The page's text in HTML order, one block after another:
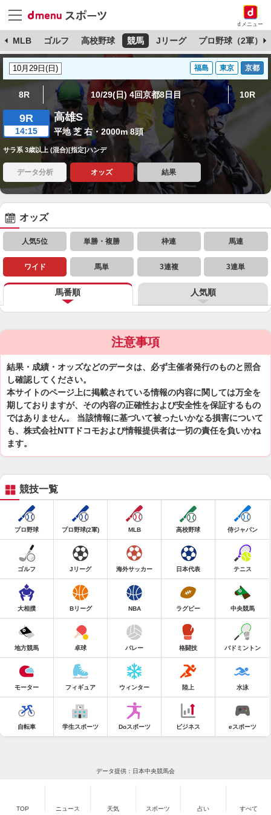
dメニュー
MLB ゴルフ 高校野球 競馬 Jリーグ プロ野球（2軍）
福島 東京 京都
8R 10/29(日) 4回京都8日目 10R
9R
14:15
高雄S
平地 芝 右・2000m 8頭
サラ系 3歳以上 (混合)[指定]ハンデ
データ分析 オッズ 結果
オッズ
人気5位 単勝・複勝 枠連 馬連
ワイド 馬単 3連複 3連単
馬番順 人気順
注意事項
結果・成績・オッズなどのデータは、必ず主催者発行のものと照合
し確認してください。
本サイトのページ上に掲載されている情報の内容に関しては万全を
期しておりますが、その内容の正確性および安全性を保証するもの
ではありません。 当該情報に基づいて被ったいかなる損害について
も、株式会社NTTドコモおよび情報提供者は一切の責任を負いかね
ます。
競技一覧
プロ野球 プロ野球(2軍) MLB 高校野球 侍ジャパン
ゴルフ Jリーグ 海外サッカー 日本代表 テニス
大相撲 Bリーグ NBA ラグビー 中央競馬
地方競馬 卓球 バレー 格闘技 バドミントン
モーター フィギュア ウィンター 陸上 水泳
自転車 学生スポーツ Doスポーツ ビジネス eスポーツ
データ提供：日本中央競馬会
TOP ニュース 天気 スポーツ 占い すべて